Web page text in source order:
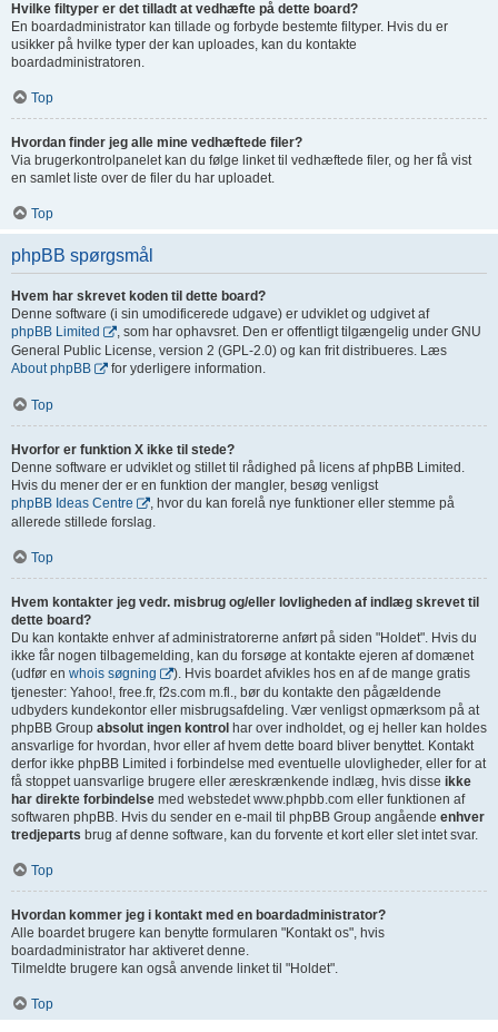
Hvilke filtyper er det tilladt at vedhæfte på dette board?
En boardadministrator kan tillade og forbyde bestemte filtyper. Hvis du er
usikker på hvilke typer der kan uploades, kan du kontakte
boardadministratoren.
Top
Hvordan finder jeg alle mine vedhæftede filer?
Via brugerkontrolpanelet kan du følge linket til vedhæftede filer, og her få vist
en samlet liste over de filer du har uploadet.
Top
phpBB spørgsmål
Hvem har skrevet koden til dette board?
Denne software (i sin umodificerede udgave) er udviklet og udgivet af
phpBB Limited
, som har ophavsret. Den er offentligt tilgængelig under GNU
General Public License, version 2 (GPL-2.0) og kan frit distribueres. Læs
About phpBB
for yderligere information.
Top
Hvorfor er funktion X ikke til stede?
Denne software er udviklet og stillet til rådighed på licens af phpBB Limited.
Hvis du mener der er en funktion der mangler, besøg venligst
phpBB Ideas Centre
, hvor du kan forelå nye funktioner eller stemme på
allerede stillede forslag.
Top
Hvem kontakter jeg vedr. misbrug og/eller lovligheden af indlæg skrevet til
dette board?
Du kan kontakte enhver af administratorerne anført på siden "Holdet". Hvis du
ikke får nogen tilbagemelding, kan du forsøge at kontakte ejeren af domænet
(udfør en whois søgning
). Hvis boardet afvikles hos en af de mange gratis
tjenester: Yahoo!, free.fr, f2s.com m.fl., bør du kontakte den pågældende
udbyders kundekontor eller misbrugsafdeling. Vær venligst opmærksom på at
phpBB Group absolut ingen kontrol har over indholdet, og ej heller kan holdes
ansvarlige for hvordan, hvor eller af hvem dette board bliver benyttet. Kontakt
derfor ikke phpBB Limited i forbindelse med eventuelle ulovligheder, eller for at
få stoppet uansvarlige brugere eller æreskrænkende indlæg, hvis disse ikke
har direkte forbindelse med webstedet www.phpbb.com eller funktionen af
softwaren phpBB. Hvis du sender en e-mail til phpBB Group angående enhver
tredjeparts brug af denne software, kan du forvente et kort eller slet intet svar.
Top
Hvordan kommer jeg i kontakt med en boardadministrator?
Alle boardet brugere kan benytte formularen "Kontakt os", hvis
boardadministrator har aktiveret denne.
Tilmeldte brugere kan også anvende linket til "Holdet".
Top